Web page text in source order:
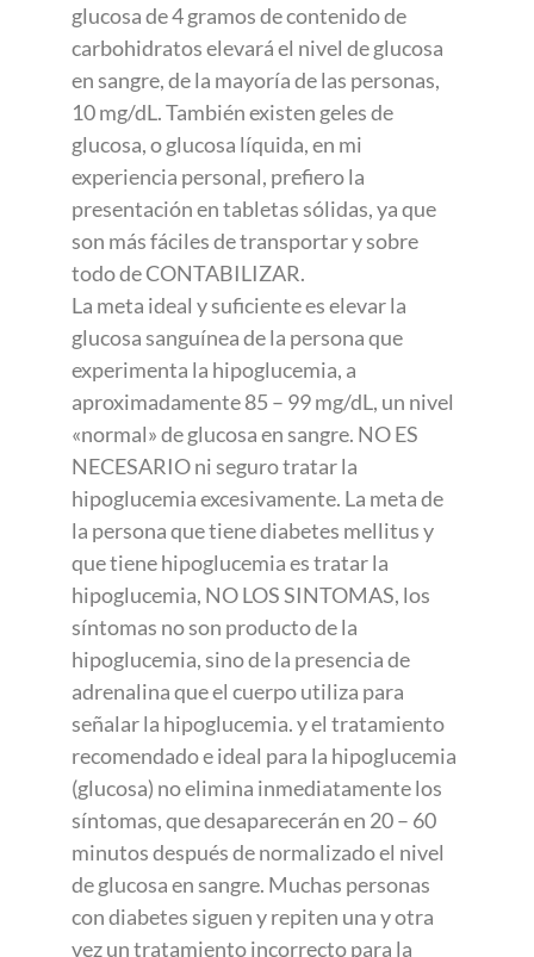
glucosa de 4 gramos de contenido de
carbohidratos elevará el nivel de glucosa
en sangre, de la mayoría de las personas,
10 mg/dL. También existen geles de
glucosa, o glucosa líquida, en mi
experiencia personal, prefiero la
presentación en tabletas sólidas, ya que
son más fáciles de transportar y sobre
todo de CONTABILIZAR.
La meta ideal y suficiente es elevar la
glucosa sanguínea de la persona que
experimenta la hipoglucemia, a
aproximadamente 85 – 99 mg/dL, un nivel
«normal» de glucosa en sangre. NO ES
NECESARIO ni seguro tratar la
hipoglucemia excesivamente. La meta de
la persona que tiene diabetes mellitus y
que tiene hipoglucemia es tratar la
hipoglucemia, NO LOS SINTOMAS, los
síntomas no son producto de la
hipoglucemia, sino de la presencia de
adrenalina que el cuerpo utiliza para
señalar la hipoglucemia. y el tratamiento
recomendado e ideal para la hipoglucemia
(glucosa) no elimina inmediatamente los
síntomas, que desaparecerán en 20 – 60
minutos después de normalizado el nivel
de glucosa en sangre. Muchas personas
con diabetes siguen y repiten una y otra
vez un tratamiento incorrecto para la